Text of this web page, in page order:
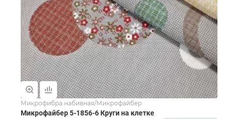
Микрофибра набивная/Микрофайбер
Микрофайбер 5-1856-6 Круги на клетке